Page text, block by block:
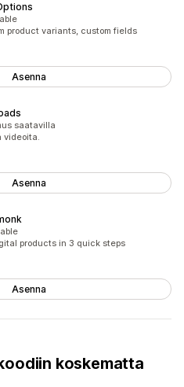
product variants, custom fields
Asenna
saatavilla
videoita.
Asenna
products in 3 quick steps
Asenna
koskematta